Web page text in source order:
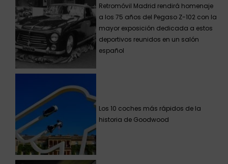
Retromóvil Madrid rendirá homenaje
a los 75 años del Pegaso Z-102 con la
mayor exposición dedicada a estos
deportivos reunidos en un salón
español
Los 10 coches más rápidos de la
historia de Goodwood